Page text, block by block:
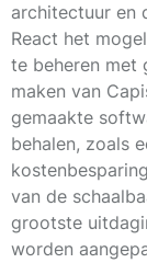
architectuur en
React het
te beheren met
maken van
gemaakte
behalen, zoals
van de
grootste
worden